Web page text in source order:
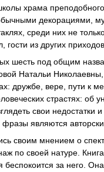
храма
декорациями,
среди них не
из других
шесть под общим
Натальи
дружбе, вере, пути к
страстях:
свои
являются
своим мнением о
по своей натуре.
за него.